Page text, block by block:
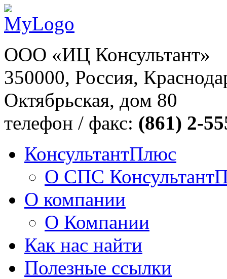
ООО «ИЦ Консультант»
350000, Россия,
Октябрьская, дом 80
телефон / факс: (861) 2-
КонсультантПлюс
О СПС
О компании
О Компании
Как нас найти
Полезные ссылки